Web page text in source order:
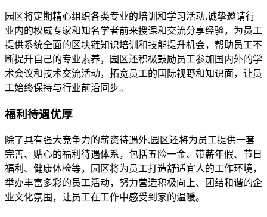
园区将定期精心组织各类专业的培训和学习活动,诚挚邀请行
业内的权威专家和知名学者前来授课和交流分享经验，为员工
提供系统全面的区块链知识培训和技能提升机会，帮助员工不
断提升自己的专业素养，园区还积极鼓励员工参加国内外的学
术会议和技术交流活动，拓宽员工的国际视野和知识面，让员
工始终保持与行业前沿同步。
福利待遇优厚
除了具有强大竞争力的薪资待遇外,园区还将为员工提供一套
完善、贴心的福利待遇体系，包括五险一金、带薪年假、节日
福利、健康体检等，园区将为员工打造舒适宜人的工作环境，
举办丰富多彩的员工活动，努力营造积极向上、团结和谐的企
业文化氛围，让员工在工作中感受到家的温暖。